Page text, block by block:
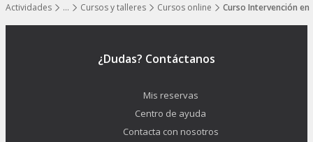
…
Mostrar todos los niveles
Actividades Cursos y talleres Cursos online Curso Intervención en
¿Dudas? Contáctanos
Mis reservas
Centro de ayuda
Contacta con nosotros